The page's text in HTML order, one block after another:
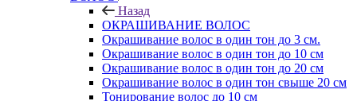
Назад
ОКРАШИВАНИЕ ВОЛОС
Окрашивание волос в один тон до 3 см.
Окрашивание волос в один тон до 10 см
Окрашивание волос в один тон до 20 см
Окрашивание волос в один тон свыше 20 см
Тонирование волос до 10 см